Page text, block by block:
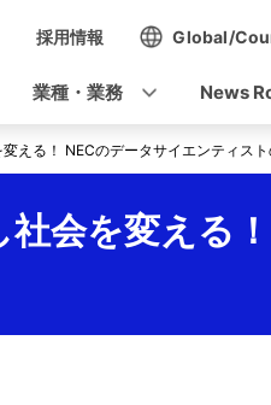
採用情報 Global/
業種・業務 News
る！ NECのデータサイエンティスト
会を変える！